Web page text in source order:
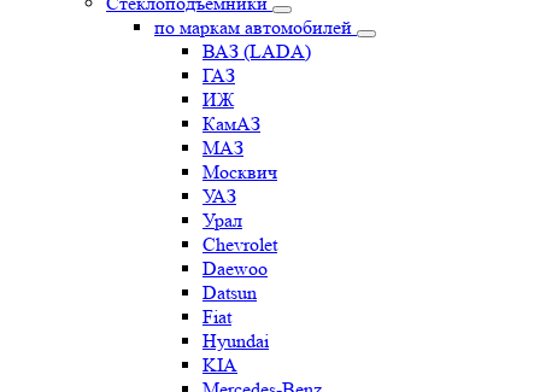
по маркам автомобилей
ВАЗ (LADA)
ГАЗ
ИЖ
КамАЗ
МАЗ
Москвич
УАЗ
Урал
Chevrolet
Daewoo
Datsun
Fiat
Hyundai
KIA